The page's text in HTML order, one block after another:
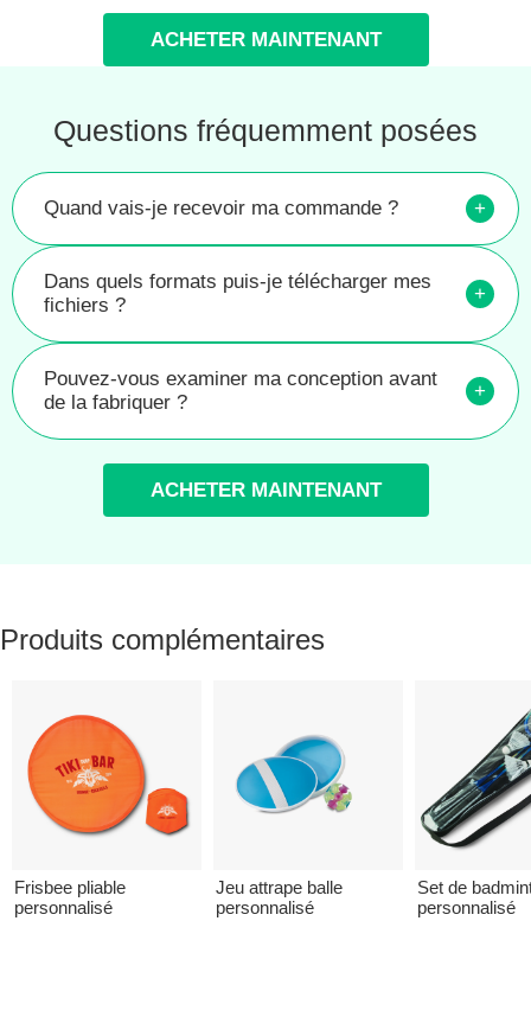
ACHETER MAINTENANT
Questions fréquemment posées
Quand vais-je recevoir ma commande ? +
Dans quels formats puis-je télécharger mes
fichiers ?
+
Pouvez-vous examiner ma conception avant
de la fabriquer ?
+
ACHETER MAINTENANT
Produits complémentaires
Frisbee pliable
personnalisé
Jeu attrape balle
personnalisé
Set de
personnalisé